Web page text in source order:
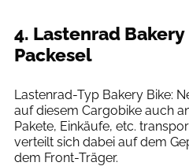
4. Lastenrad
Packesel
Lastenrad-Typ Bakery Bike:
auf diesem Cargobike auch
Pakete, Einkäufe, etc.
verteilt sich dabei auf dem
dem Front-Träger.